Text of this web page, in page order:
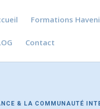
Formations
Contact
& LA COMMUNAUTÉ